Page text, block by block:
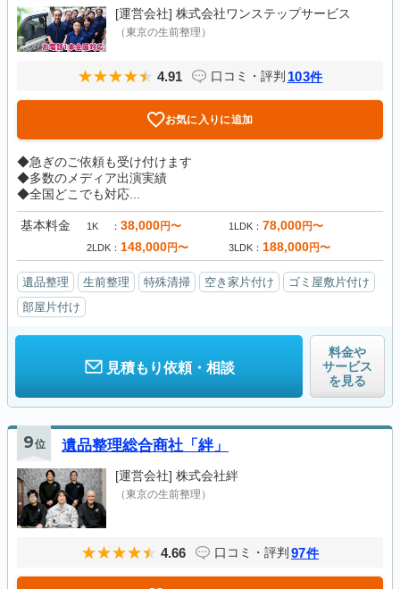
[運営会社] 株式会社ワンステップサービス
（東京の生前整理）
4.91 口コミ・評判 103件
お気に入りに追加
◆急ぎのご依頼も受け付けます
◆多数のメディア出演実績
◆全国どこでも対応...
基本料金 1K 38,000円〜 1LDK 78,000円〜
2LDK 148,000円〜 3LDK 188,000円〜
遺品整理 生前整理 特殊清掃 空き家片付け
ゴミ屋敷片付け
部屋片付け
見積もり依頼・相談
料金や
サービス
を見る
9位 遺品整理総合商社「絆」
[運営会社] 株式会社絆
（東京の生前整理）
4.66 口コミ・評判 97件